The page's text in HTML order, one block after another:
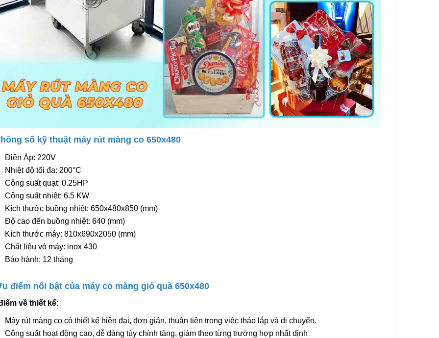
số kỹ thuật máy rút màng co 650x480
Điện Áp: 220V
Nhiệt độ tối đa: 200°C
Công suất quạt: 0.25HP
Công suất nhiệt: 6.5 KW
Kích thước buồng nhiệt: 650x480x850 (mm)
Độ cao đến buồng nhiệt: 640 (mm)
Kích thước máy: 810x690x2050 (mm)
Chất liệu vỏ máy: inox 430
Bảo hành: 12 tháng
điểm nổi bật của máy co màng giỏ quà 650x480
về thiết kế:
Máy rút màng co có thiết kế hiện đại, đơn giản, thuận tiện trong việc tháo lắp và di chuyển.
Công suất hoạt động cao, dễ dàng tùy chỉnh tăng, giảm theo từng trường hợp nhất định